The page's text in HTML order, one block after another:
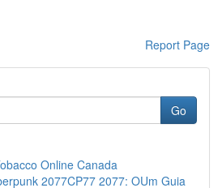
Report Page
Go
Online Canada
2077CP77 2077: OUm Guia